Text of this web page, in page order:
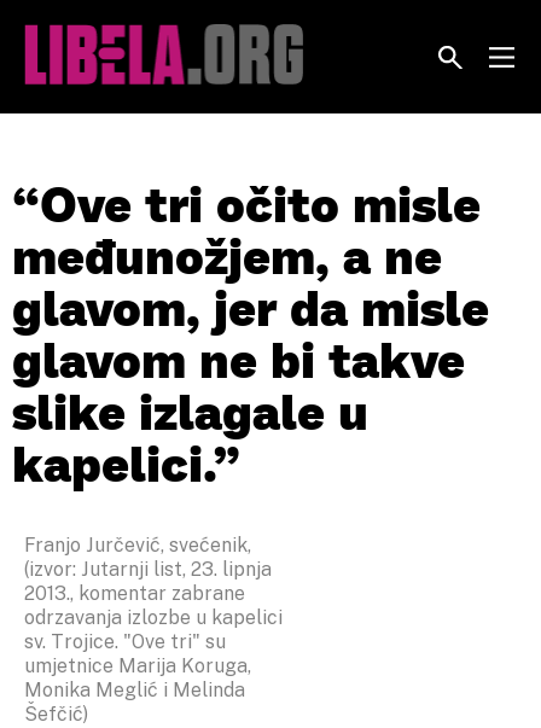
“Ove tri očito misle
međunožjem, a ne
glavom, jer da misle
glavom ne bi takve
slike izlagale u
kapelici.”
Franjo Jurčević, svećenik,
(izvor: Jutarnji list, 23. lipnja
2013., komentar zabrane
odrzavanja izlozbe u kapelici
sv. Trojice. "Ove tri" su
umjetnice Marija Koruga,
Monika Meglić i Melinda
Šefčić)